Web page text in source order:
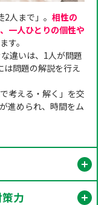
人まで」。 相性の
一人ひとりの個性や
す。
違いは、1人が問題
は問題の解説を行え
考える・解く」を交
進められ、時間をム
力